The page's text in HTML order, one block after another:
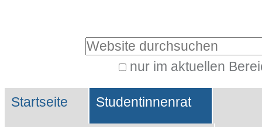
Website durchsuchen
nur im aktuellen
Suche…
Sektionen
Startseite Studentinnenrat